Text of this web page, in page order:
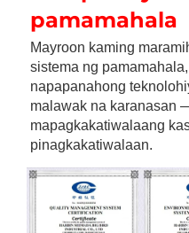
pamamahala
Mayroon kaming
sistema ng
napapanahong
malawak na karanasan
mapagkakatiwalaang
pinagkakatiwalaan.